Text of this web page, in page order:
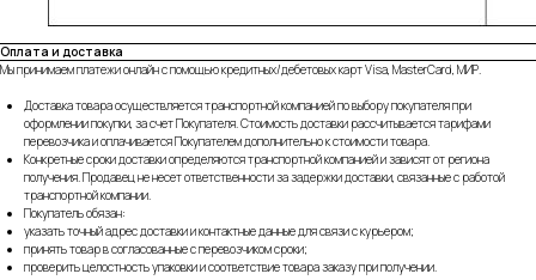
Оплата и доставка
Мы принимаем платежи онлайн с помощью кредитных/дебетовых карт Visa, MasterCard, МИР.
Доставка товара осуществляется транспортной компанией по выбору покупателя при
оформлении покупки, за счет Покупателя. Стоимость доставки рассчитывается тарифами
перевозчика и оплачивается Покупателем дополнительно к стоимости товара.
Конкретные сроки доставки определяются транспортной компанией и зависят от региона
получения. Продавец не несет ответственности за задержки доставки, связанные с работой
транспортной компании.
Покупатель обязан:
указать точный адрес доставки и контактные данные для связи с курьером;
принять товар в согласованные с перевозчиком сроки;
проверить целостность упаковки и соответствие товара заказу при получении.